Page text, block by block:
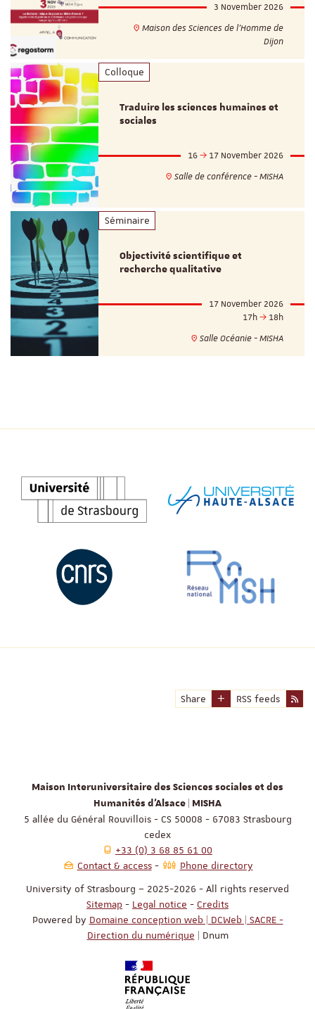
3 November 2026
Maison des Sciences de l'Homme de
Dijon
Colloque
Traduire les sciences humaines et
sociales
16
17 November 2026
Salle de conférence - MISHA
Séminaire
Objectivité scientifique et
recherche qualitative
17 November 2026
17h
18h
Salle Océanie - MISHA
Share RSS feeds
Maison Interuniversitaire des Sciences sociales et des
Humanités d'Alsace | MISHA
5 allée du Général Rouvillois - CS 50008 - 67083 Strasbourg
cedex
+33 (0) 3 68 85 61 00
Contact & access
Phone directory
University of Strasbourg – 2025-2026 - All rights reserved
Sitemap - Legal notice - Credits
Powered by Domaine conception web | DCWeb | SACRE -
Direction du numérique | Dnum